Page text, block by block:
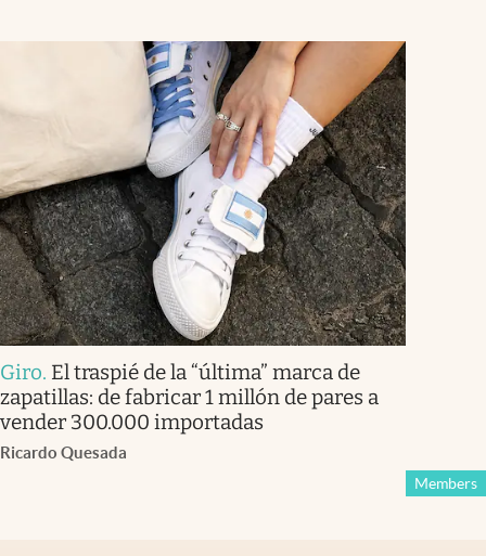
Giro. El traspié de la “última” marca de
zapatillas: de fabricar 1 millón de pares a
vender 300.000 importadas
Ricardo Quesada
Members